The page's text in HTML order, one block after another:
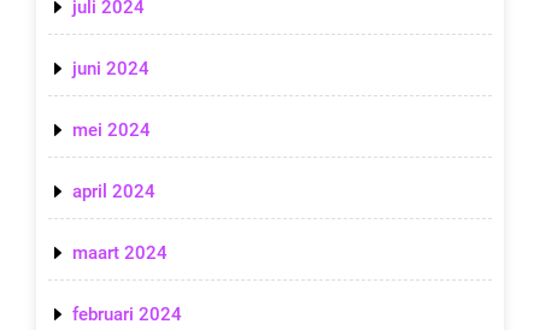
juli 2024
juni 2024
mei 2024
april 2024
maart 2024
februari 2024